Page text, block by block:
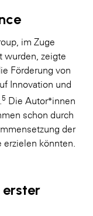
im Zuge
wurden, zeigte
Förderung von
Innovation und
5 Die Autor*innen
schon durch
der
könnten.